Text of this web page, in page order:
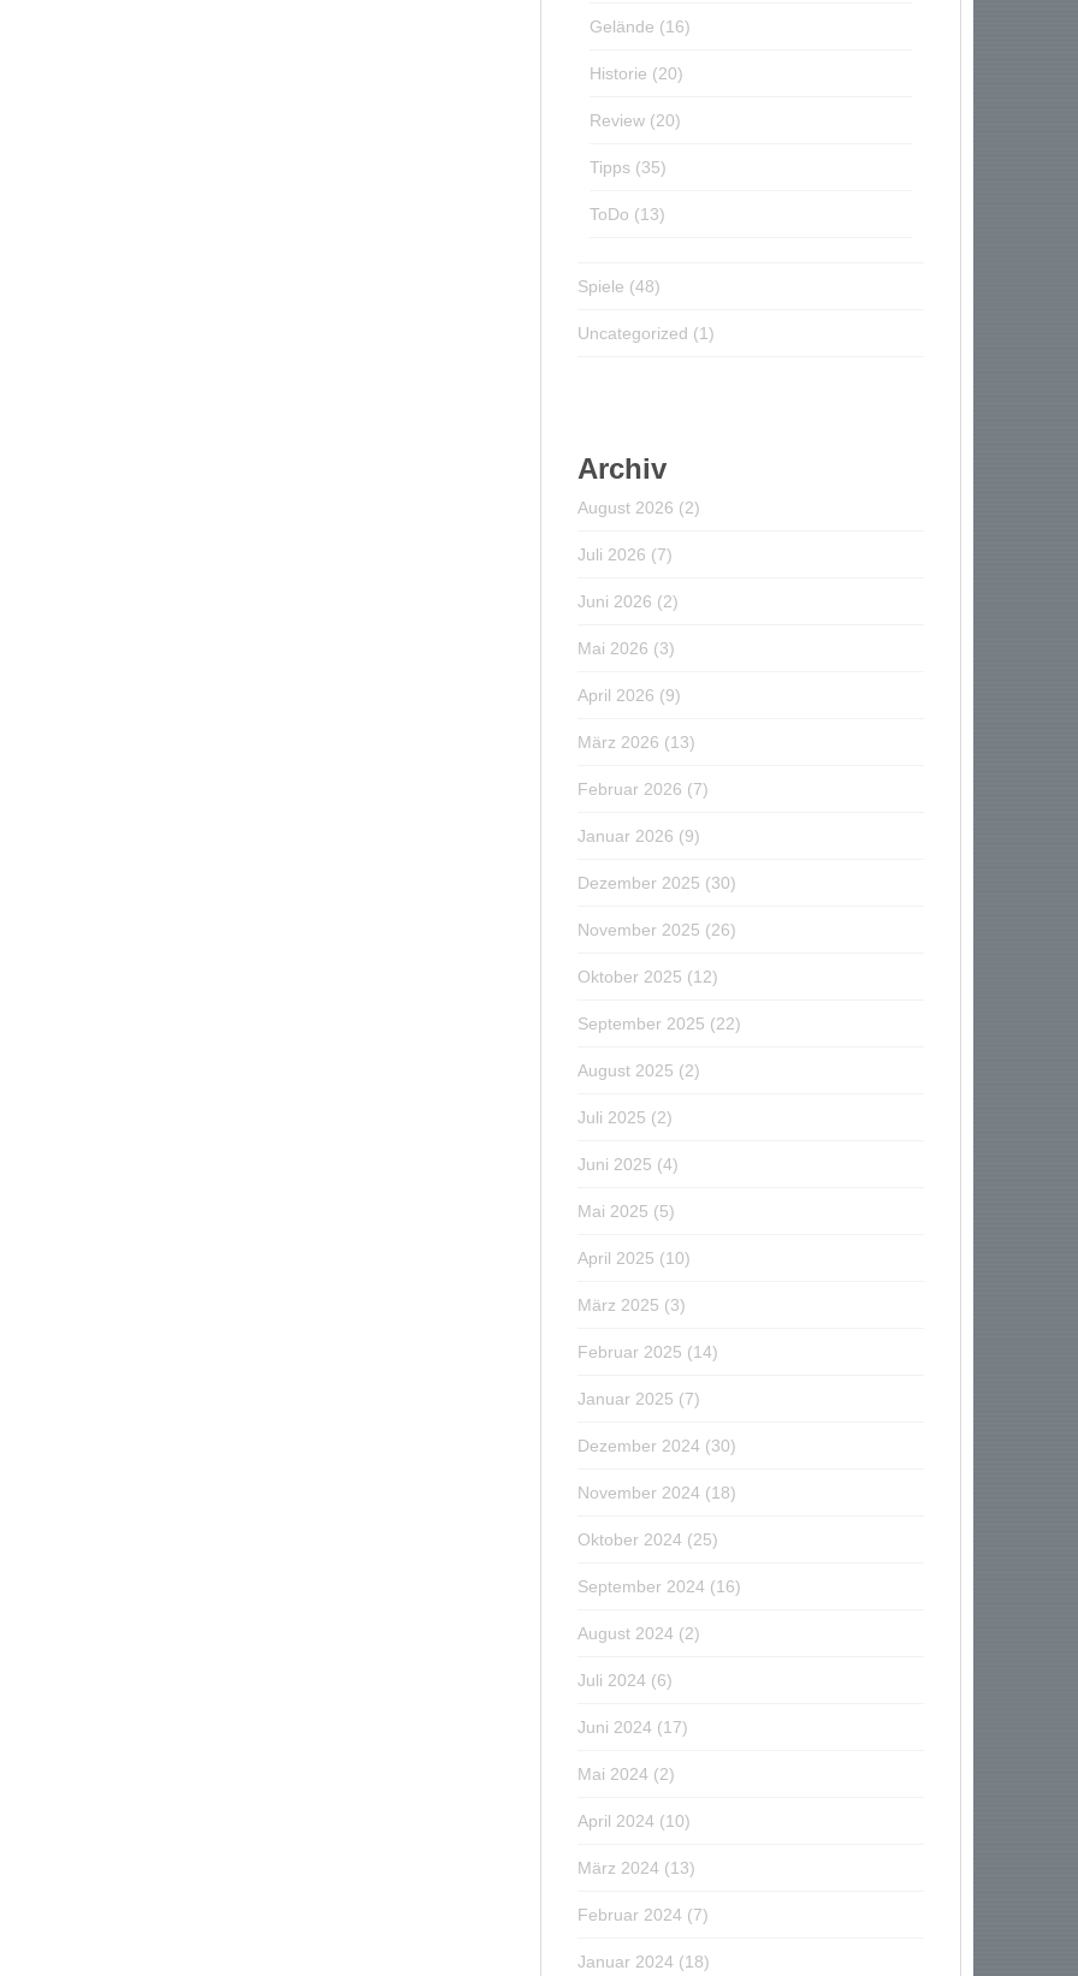
Gelände (16)
Historie (20)
Review (20)
Tipps (35)
ToDo (13)
Spiele (48)
Uncategorized (1)
Archiv
August 2026 (2)
Juli 2026 (7)
Juni 2026 (2)
Mai 2026 (3)
April 2026 (9)
März 2026 (13)
Februar 2026 (7)
Januar 2026 (9)
Dezember 2025 (30)
November 2025 (26)
Oktober 2025 (12)
September 2025 (22)
August 2025 (2)
Juli 2025 (2)
Juni 2025 (4)
Mai 2025 (5)
April 2025 (10)
März 2025 (3)
Februar 2025 (14)
Januar 2025 (7)
Dezember 2024 (30)
November 2024 (18)
Oktober 2024 (25)
September 2024 (16)
August 2024 (2)
Juli 2024 (6)
Juni 2024 (17)
Mai 2024 (2)
April 2024 (10)
März 2024 (13)
Februar 2024 (7)
Januar 2024 (18)